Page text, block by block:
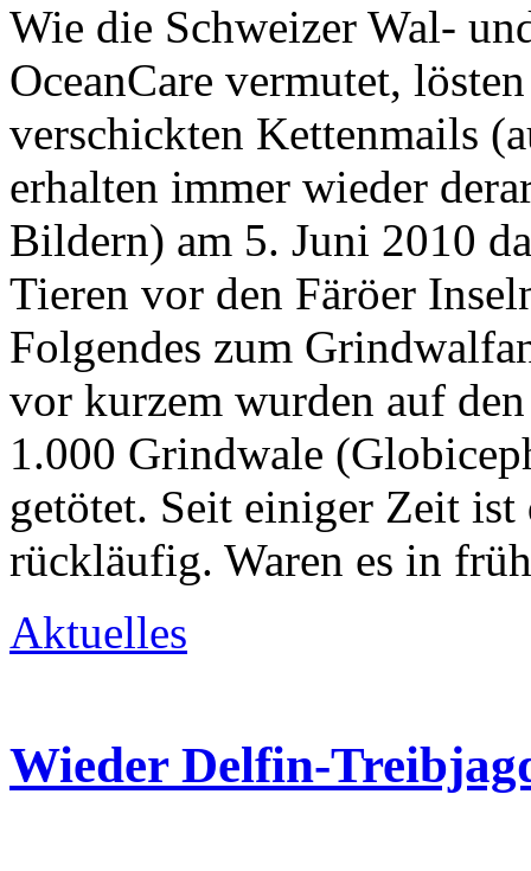
Wie die Schweizer Wal-
OceanCare vermutet,
verschickten Kettenmails
erhalten immer wieder
Bildern) am 5. Juni 2010
Tieren vor den Färöer
Folgendes zum
vor kurzem wurden auf
1.000 Grindwale
getötet. Seit einiger Zeit
rückläufig. Waren es in
Aktuelles
Wieder Delfin-